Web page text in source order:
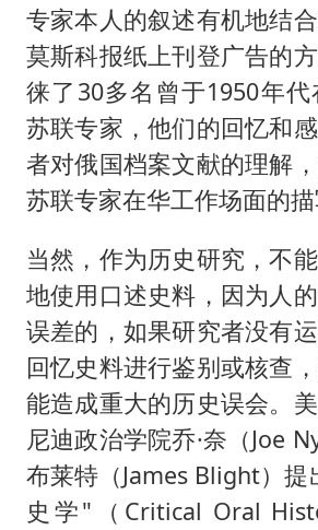
专家本人的叙述有机地结
莫斯科报纸上刊登广告的
徕了30多名曾于1950年
苏联专家，他们的回忆和
者对俄国档案文献的理解
苏联专家在华工作场面的描
当然，作为历史研究，不
地使用口述史料，因为人
误差的，如果研究者没有
回忆史料进行鉴别或核查
能造成重大的历史误会。
尼迪政治学院乔·奈（Joe
布莱特（James Blight）
史学"（Critical Oral